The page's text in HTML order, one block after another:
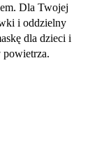
Dla Twojej
i oddzielny
dla dzieci i
powietrza.